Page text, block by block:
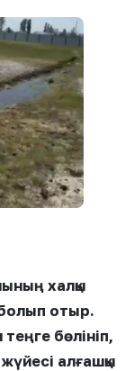
халқы
отыр.
бөлініп,
алғашқы